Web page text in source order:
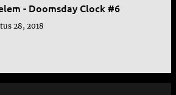
- Doomsday Clock #6
28, 2018